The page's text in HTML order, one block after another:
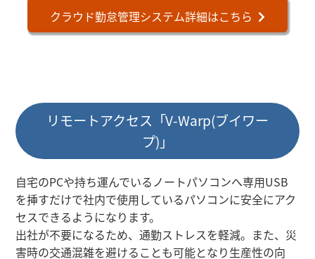
クラウド勤怠管理システム詳細はこちら
リモートアクセス「V-Warp(ブイワー
プ)」
自宅のPCや持ち運んでいるノートパソコンへ専用USB
を挿すだけで社内で使用しているパソコンに安全にアク
セスできるようになります。
出社が不要になるため、通勤ストレスを軽減。また、災
害時の交通混雑を避けることも可能となり生産性の向